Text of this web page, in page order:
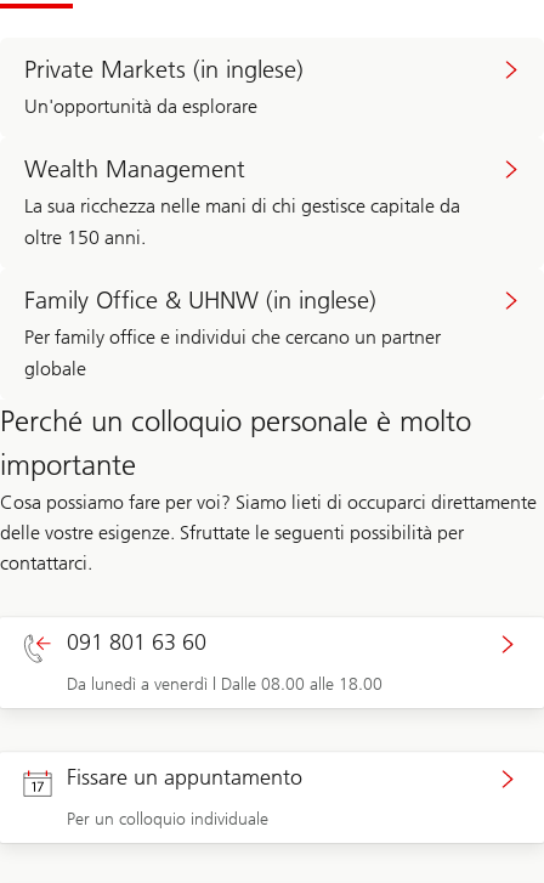
Private Markets (in inglese)
Un'opportunità da esplorare
Wealth Management
La sua ricchezza nelle mani di chi gestisce capitale da
oltre 150 anni.
Family Office & UHNW (in inglese)
Per family office e individui che cercano un partner
globale
Perché un colloquio personale è molto
importante
Cosa possiamo fare per voi? Siamo lieti di occuparci direttamente
delle vostre esigenze. Sfruttate le seguenti possibilità per
contattarci.
091 801 63 60
Da lunedì a venerdì | Dalle 08.00 alle 18.00
Fissare un appuntamento
Per un colloquio individuale